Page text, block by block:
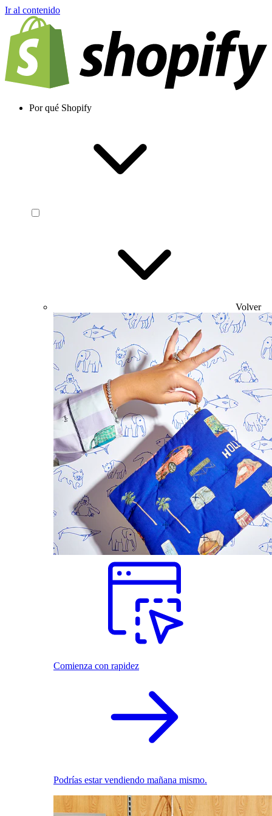
Ir al contenido
Por qué Shopify
Volver
Comienza con rapidez
Podrías estar vendiendo mañana mismo.